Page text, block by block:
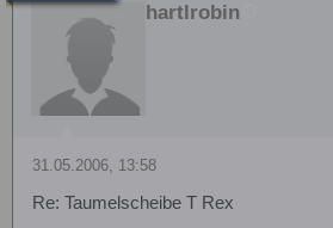
hartlrobin
31.05.2006, 13:58
Re: Taumelscheibe T Rex